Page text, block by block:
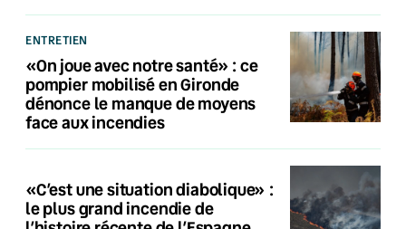
ENTRETIEN
«On joue avec notre santé» : ce
pompier mobilisé en Gironde
dénonce le manque de moyens
face aux incendies
«C’est une situation diabolique» :
le plus grand incendie de